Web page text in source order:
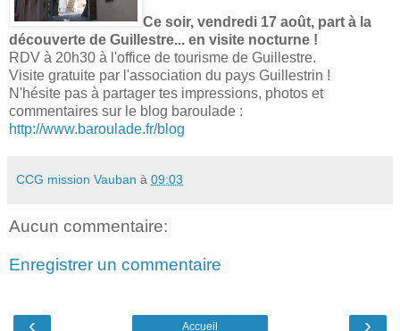
Ce soir, vendredi 17 août, part à la
découverte de Guillestre... en visite nocturne !
RDV à 20h30 à l'office de tourisme de Guillestre.
Visite gratuite par l'association du pays Guillestrin !
N'hésite pas à partager tes impressions, photos et
commentaires sur le blog baroulade :
http://www.baroulade.fr/blog
CCG mission Vauban à 09:03
Aucun commentaire:
Enregistrer un commentaire
‹ ›
Accueil